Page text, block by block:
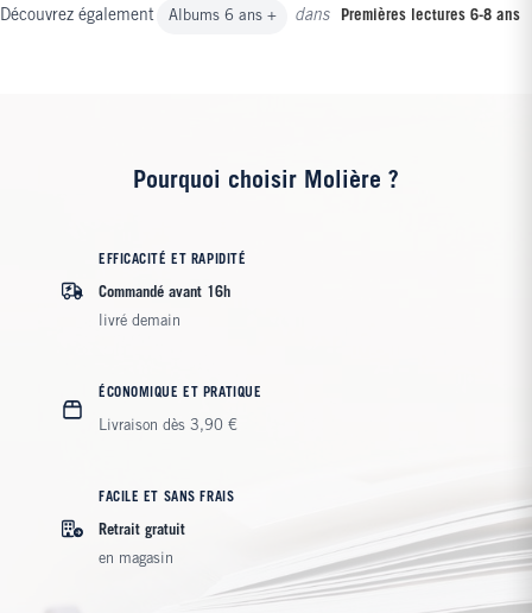
Découvrez également Albums 6 ans + dans Premières lectures 6-8 ans
Pourquoi choisir Molière ?
EFFICACITÉ ET RAPIDITÉ
Commandé avant 16h
livré demain
ÉCONOMIQUE ET PRATIQUE
Livraison dès 3,90 €
FACILE ET SANS FRAIS
Retrait gratuit
en magasin